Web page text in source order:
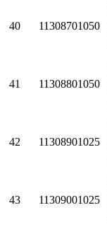
40 11308701050
41 11308801050
42 11308901025
43 11309001025